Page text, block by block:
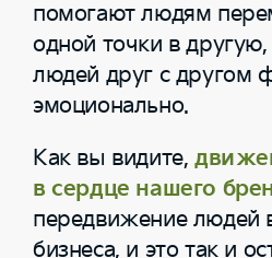
помогают людям
одной точки в
людей друг с другом
эмоционально.
Как вы видите,
в сердце нашего
передвижение людей
бизнеса, и это так и